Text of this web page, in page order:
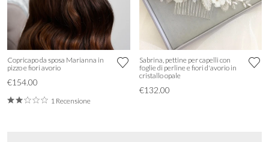
Copricapo da sposa Marianna in
pizzo e fiori avorio
€154.00
1 Recensione
Sabrina, pettine per capelli con
foglie di perline e fiori d'avorio in
cristallo opale
€132.00